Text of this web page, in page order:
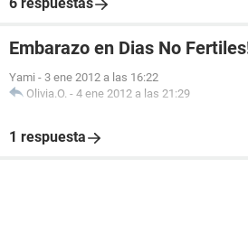
Embarazo en Dias No
Yami - 3 ene 2012 a las 16:22
Olivia.O. - 4 ene 2012 a las 21:29
1 respuesta